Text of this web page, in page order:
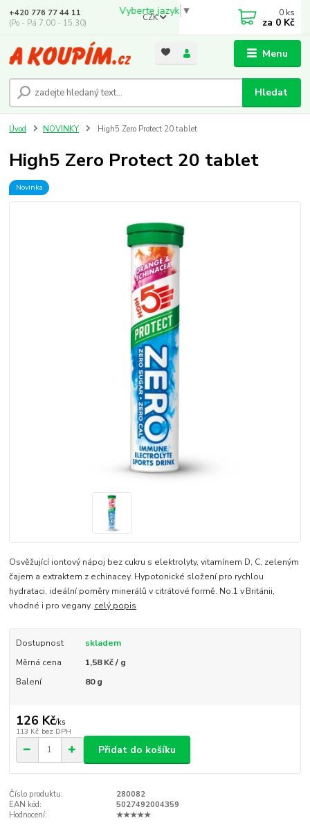
Vyberte jazyk ▼
Menu
CZK
Hledat
+420 776 77 44 11
(Po - Pá 7.00 - 15.30)
0 ks
za 0 Kč
Úvod NOVINKY High5 Zero Protect 20 tablet
High5 Zero Protect 20 tablet
Novinka
Osvěžující iontový nápoj bez cukru s elektrolyty, vitamínem D, C, zeleným
čajem a extraktem z echinacey. Hypotonické složení pro rychlou
hydrataci, ideální poměry minerálů v citrátové formě. No.1 v Británii,
vhodné i pro vegany. celý popis
Dostupnost
skladem
Měrná cena
1,58 Kč / g
Balení
80 g
126 Kč/ks
113 Kč bez DPH
Přidat do košíku
Číslo produktu:
280082
EAN kód:
5027492004359
Hodnocení:
★★★★★